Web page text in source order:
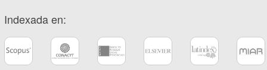
Indexada en: